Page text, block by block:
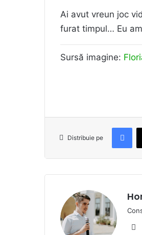
Ai avut vreun joc
furat timpul… Eu
Sursă imagine:
Distribuie pe